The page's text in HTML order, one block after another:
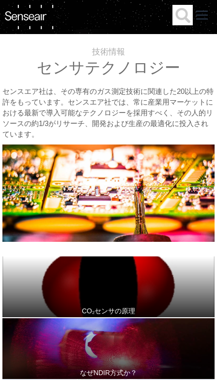
技術情報
センサテクノロジー
センスエア社は、その専有のガス測定技術に関連した20以上の特
許をもっています。センスエア社では、常に産業用マーケットに
おける最新で導入可能なテクノロジーを採用すべく、その人的リ
ソースの約1/3がリサーチ、開発および生産の最適化に投入され
ています。
CO₂センサの原理
なぜNDIR方式か？